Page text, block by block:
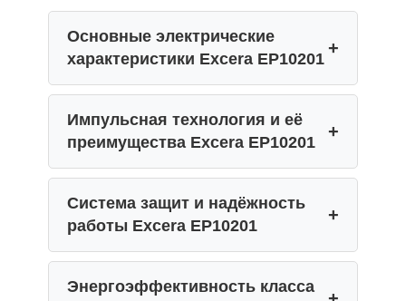
Основные электрические
характеристики Excera EP10201
Импульсная технология и её
преимущества Excera EP10201
Система защит и надёжность
работы Excera EP10201
Энергоэффективность класса